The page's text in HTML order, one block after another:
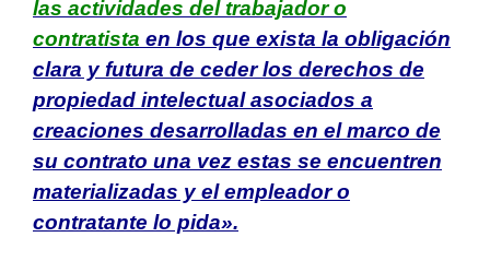
las actividades del trabajador o
contratista en los que exista la obligación
clara y futura de ceder los derechos de
propiedad intelectual asociados a
creaciones desarrolladas en el marco de
su contrato una vez estas se encuentren
materializadas y el empleador o
contratante lo pida».